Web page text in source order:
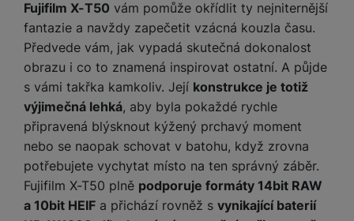
O
u
t
d
o
r
o
v
é
k
n
i
c
e
c
k
y
r
o
bi
ln
í
t
el
o
n
d
in
k
y
á
s
kl
a
p
r
t
a
b
le
t
r
a
š
n
y
a
a
t
o
h
y
t
v
f
o
t
o
a
p
a
á
t
k
a
t
ř
e
b
i
e
L
e
d
n
m
o
ni
t
o
r
y
S
m
a
rt
Fujifilm X-T50 vám pomůže okřídlit ty nejniternější
fantazie a navždy zapečetit vzácná kouzla času.
Předvede vám, jak vypadá skutečná dokonalost
obrazu i co to znamená inspirovat ostatní. A půjde
s vámi takřka kamkoliv. Její konstrukce je totiž
výjimečná lehká, aby byla pokaždé rychle
připravená blýsknout kýžený prchavý moment
nebo se naopak schovat v batohu, když zrovna
potřebujete vychytat místo na ten správný záběr.
Fujifilm X-T50 plně podporuje formáty 14bit RAW
a 10bit HEIF a přichází rovněž s vynikající baterií